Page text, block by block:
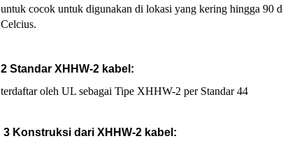
untuk cocok untuk digunakan di lokasi yang kering hingga 90
Celcius.
2 Standar XHHW-2 kabel:
terdaftar oleh UL sebagai Tipe XHHW-2 per Standar 44
3 Konstruksi dari XHHW-2 kabel: